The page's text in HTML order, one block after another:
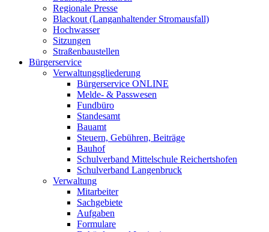
Regionale Presse
Blackout (Langanhaltender Stromausfall)
Hochwasser
Sitzungen
Straßenbaustellen
Bürgerservice
Verwaltungsgliederung
Bürgerservice ONLINE
Melde- & Passwesen
Fundbüro
Standesamt
Bauamt
Steuern, Gebühren, Beiträge
Bauhof
Schulverband Mittelschule Reichertshofen
Schulverband Langenbruck
Verwaltung
Mitarbeiter
Sachgebiete
Aufgaben
Formulare